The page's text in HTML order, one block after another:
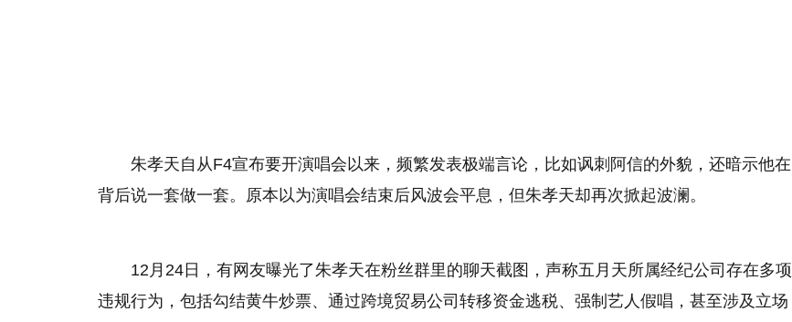
朱孝天自从F4宣布要开演唱会以来，频繁发表极端言论，比如讽刺阿信的外貌，还暗示他在
背后说一套做一套。原本以为演唱会结束后风波会平息，但朱孝天却再次掀起波澜。
12月24日，有网友曝光了朱孝天在粉丝群里的聊天截图，声称五月天所属经纪公司存在多项
违规行为，包括勾结黄牛炒票、通过跨境贸易公司转移资金逃税、强制艺人假唱，甚至涉及立场